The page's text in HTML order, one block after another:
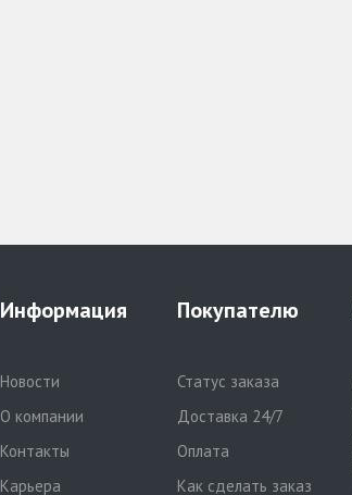
Информация
Новости
О компании
Контакты
Карьера
Покупателю
Статус заказа
Доставка 24/7
Оплата
Как сделать заказ